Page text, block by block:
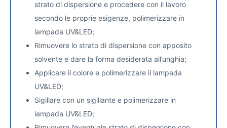
strato di dispersione e procedere con il lavoro
secondo le proprie esigenze, polimerizzare in
lampada UV&LED;
Rimuovere lo strato di dispersione con apposito
solvente e dare la forma desiderata all’unghia;
Applicare il colore e polimerizzare il lampada
UV&LED;
Sigillare con un sigillante e polimerizzare in
lampada UV&LED;